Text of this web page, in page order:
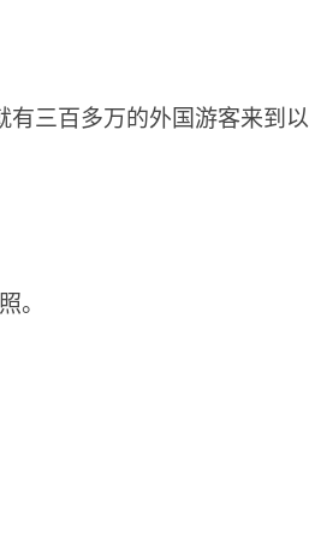
三百多万的外国游客来到以
。